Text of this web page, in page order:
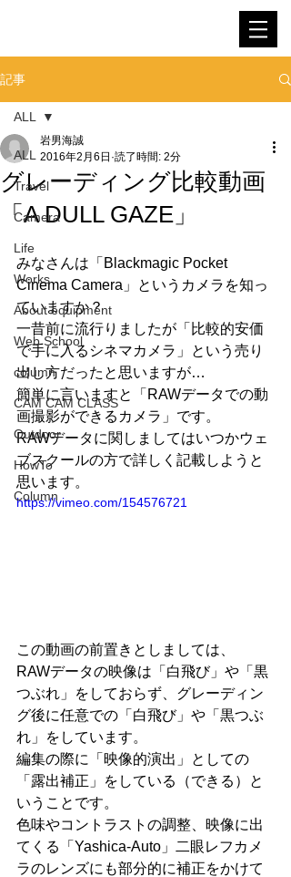
記事
ALL
Travel
Camera
Life
Works
About equipment
Web School
column
CAM CAM CLASS
Outdoor
HowTo
Column
ALL
グレーディング比較動画
「A DULL GAZE」
岩男海誠
2016年2月6日 読了時間: 2分
みなさんは「Blackmagic Pocket
Cinema Camera」というカメラを知っ
ていますか？
一昔前に流行りましたが「比較的安価
で手に入るシネマカメラ」という売り
出し方だったと思いますが…
簡単に言いますと「RAWデータでの動
画撮影ができるカメラ」です。
RAWデータに関しましてはいつかウェ
ブスクールの方で詳しく記載しようと
思います。
https://vimeo.com/154576721
この動画の前置きとしましては、
RAWデータの映像は「白飛び」や「黒
つぶれ」をしておらず、グレーディン
グ後に任意での「白飛び」や「黒つぶ
れ」をしています。
編集の際に「映像的演出」としての
「露出補正」をしている（できる）と
いうことです。
色味やコントラストの調整、映像に出
てくる「Yashica-Auto」二眼レフカメ
ラのレンズにも部分的に補正をかけて